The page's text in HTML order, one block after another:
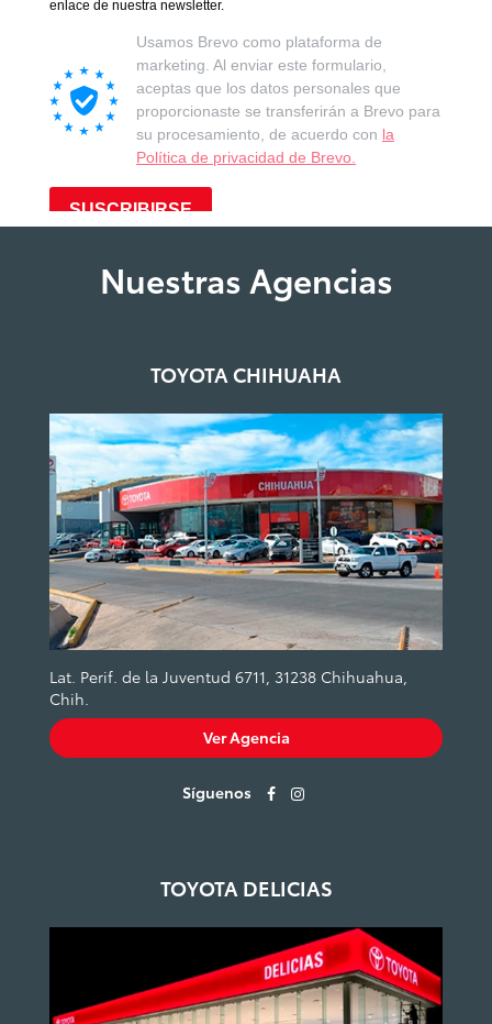
Nuestras Agencias
TOYOTA CHIHUAHA
Lat. Perif. de la Juventud 6711, 31238 Chihuahua,
Chih.
Ver Agencia
Síguenos
TOYOTA DELICIAS